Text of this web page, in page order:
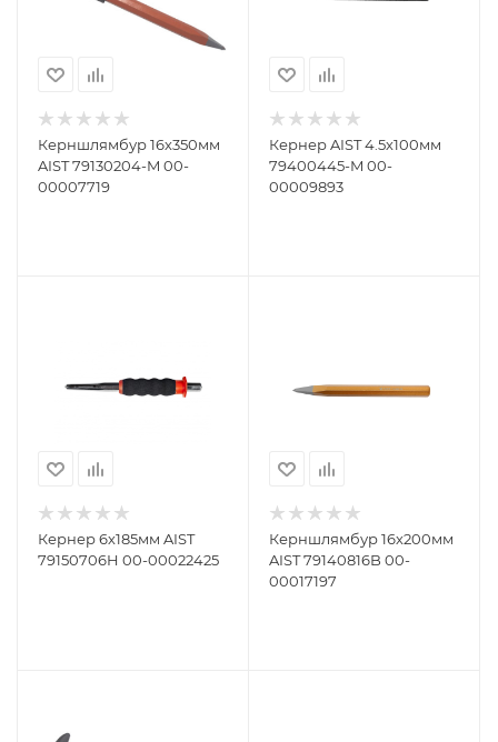
Керншлямбур 16х350мм
AIST 79130204-M 00-
00007719
Кернер AIST 4.5х100мм
79400445-M 00-
00009893
Кернер 6х185мм AIST
79150706H 00-00022425
Керншлямбур 16х200мм
AIST 79140816B 00-
00017197